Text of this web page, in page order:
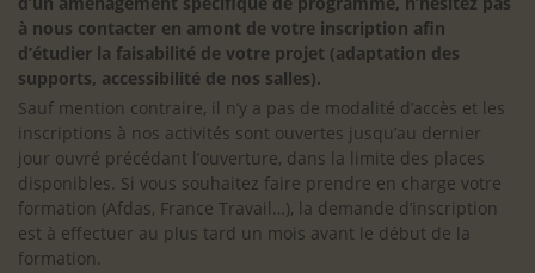
à nous contacter en amont de votre inscription afin
d’étudier la faisabilité de votre projet (adaptation des
supports, accessibilité de nos salles).
Sauf mention contraire, il n’y a pas de modalité d’accès et les
inscriptions à nos activités sont ouvertes jusqu’au dernier
jour ouvré précédant l’ouverture, dans la limite des places
disponibles. Si vous souhaitez faire prendre en charge votre
formation (Afdas, France Travail…), la demande d’inscription
est à effectuer au plus tard un mois avant le début de la
formation.